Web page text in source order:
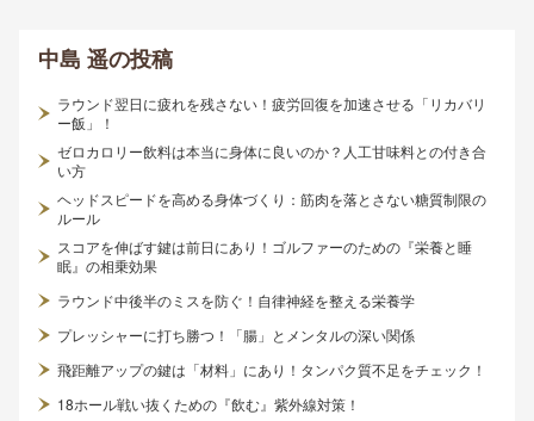
中島 遥の投稿
ラウンド翌日に疲れを残さない！疲労回復を加速させる「リカバリ
ー飯」！
ゼロカロリー飲料は本当に身体に良いのか？人工甘味料との付き合
い方
ヘッドスピードを高める身体づくり：筋肉を落とさない糖質制限の
ルール
スコアを伸ばす鍵は前日にあり！ゴルファーのための『栄養と睡
眠』の相乗効果
ラウンド中後半のミスを防ぐ！自律神経を整える栄養学
プレッシャーに打ち勝つ！「腸」とメンタルの深い関係
飛距離アップの鍵は「材料」にあり！タンパク質不足をチェック！
18ホール戦い抜くための『飲む』紫外線対策！